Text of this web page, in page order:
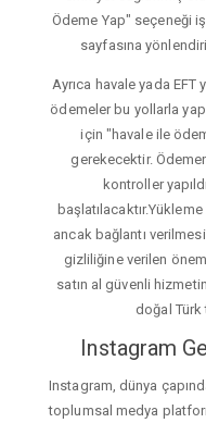
Ödeme Yap" seçeneği
sayfasına
Ayrıca havale yada
ödemeler bu yollarla
için "havale ile
gerekecektir.
kontroller
ancak bağlantı
gizliliğine verilen
satın al güvenli
doğal
Instagram
Instagram, dünya
toplumsal medya